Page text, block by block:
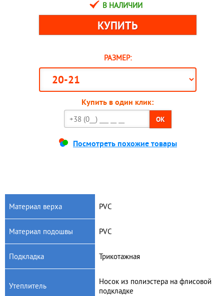
В НАЛИЧИИ
РАЗМЕР:
Купить в один клик:
OK
Посмотреть похожие товары
Материал верха PVC
Материал подошвы PVC
Подкладка Трикотажная
Утеплитель
Носок из полиэстера на флисовой
подкладке